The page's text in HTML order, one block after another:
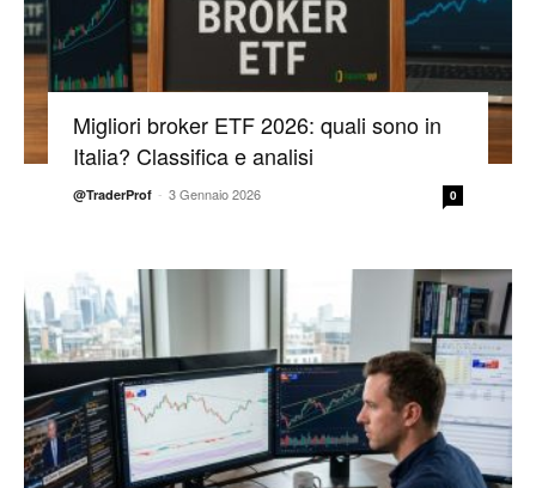
Migliori broker ETF 2026: quali sono in
Italia? Classifica e analisi
@TraderProf - 3 Gennaio 2026 0